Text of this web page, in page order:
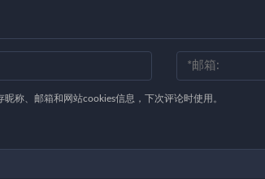
称、邮箱和网站cookies信息，下次评论时使用。